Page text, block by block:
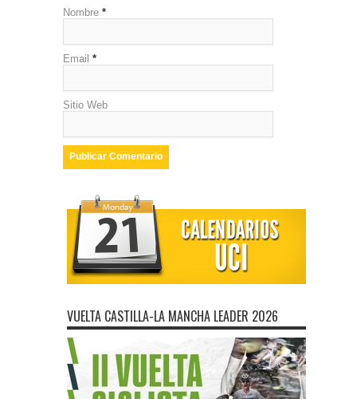
Nombre *
Email *
Sitio Web
VUELTA CASTILLA-LA MANCHA LEADER 2026